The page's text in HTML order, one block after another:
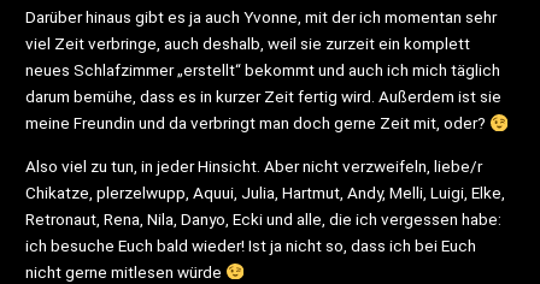
Darüber hinaus gibt es ja auch Yvonne, mit der ich momentan sehr
viel Zeit verbringe, auch deshalb, weil sie zurzeit ein komplett
neues Schlafzimmer „erstellt“ bekommt und auch ich mich täglich
darum bemühe, dass es in kurzer Zeit fertig wird. Außerdem ist sie
meine Freundin und da verbringt man doch gerne Zeit mit, oder?
Also viel zu tun, in jeder Hinsicht. Aber nicht verzweifeln, liebe/r
Chikatze, plerzelwupp, Aquui, Julia, Hartmut, Andy, Melli, Luigi, Elke,
Retronaut, Rena, Nila, Danyo, Ecki und alle, die ich vergessen habe:
ich besuche Euch bald wieder! Ist ja nicht so, dass ich bei Euch
nicht gerne mitlesen würde